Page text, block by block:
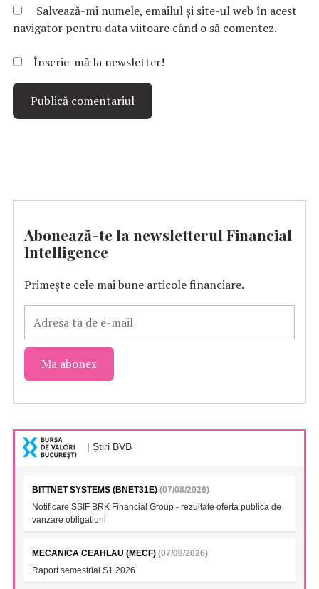
Salvează-mi numele, emailul și site-ul web în acest
navigator pentru data viitoare când o să comentez.
Înscrie-mă la newsletter!
Abonează-te la newsletterul Financial
Intelligence
Primește cele mai bune articole financiare.
| Știri BVB
BITTNET SYSTEMS (BNET31E) (07/08/2026)
Notificare SSIF BRK Financial Group - rezultate oferta publica de
vanzare obligatiuni
MECANICA CEAHLAU (MECF) (07/08/2026)
Raport semestrial S1 2026